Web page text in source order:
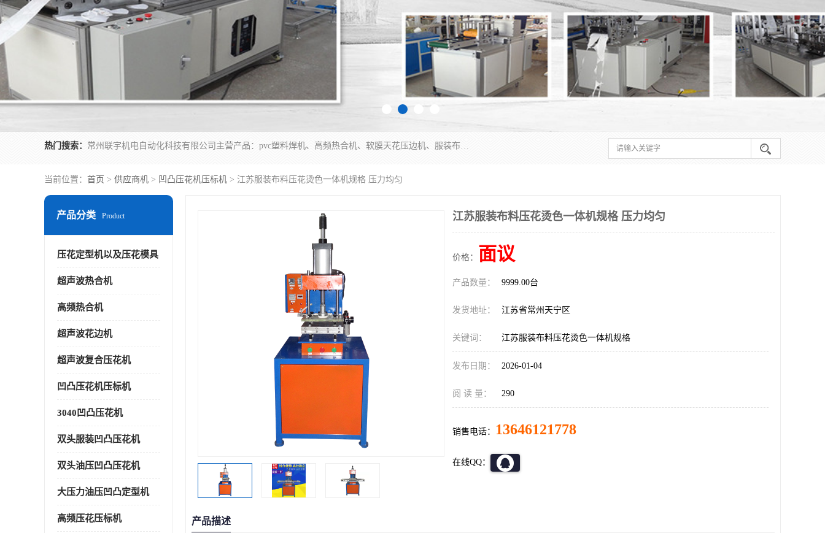
热门搜索： 常州联宇机电自动化科技有限公司主营产品：pvc塑料焊机、高频热合机、软膜天花压边机、服装布料凹凸压花机、布料3d压印设备、服装植胶设备、超声波布料花边机、无纺布热合机、全自动压花机。
当前位置： 首页 > 供应商机 > 凹凸压花机压标机 > 江苏服装布料压花烫色一体机规格 压力均匀
产品分类 Product
压花定型机以及压花模具
超声波热合机
高频热合机
超声波花边机
超声波复合压花机
凹凸压花机压标机
3040凹凸压花机
双头服装凹凸压花机
双头油压凹凸压花机
大压力油压凹凸定型机
高频压花压标机
江苏服装布料压花烫色一体机规格 压力均匀
价格： 面议
产品数量： 9999.00台
发货地址： 江苏省常州天宁区
关键词： 江苏服装布料压花烫色一体机规格
发布日期： 2026-01-04
阅 读 量： 290
销售电话： 13646121778
在线QQ：
产品描述